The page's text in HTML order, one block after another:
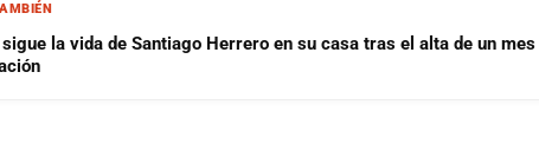
la vida de Santiago Herrero en su casa tras el alta de un mes